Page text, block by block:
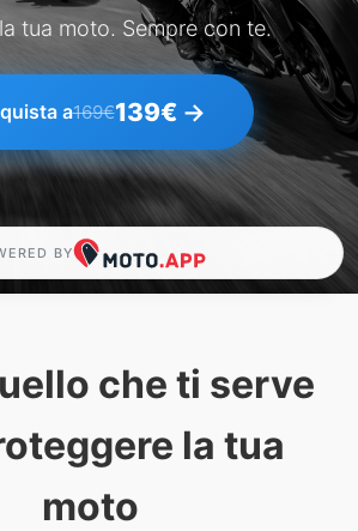
tua moto. Sempre con te.
a169€139€ →
BY
che ti serve
la tua
moto